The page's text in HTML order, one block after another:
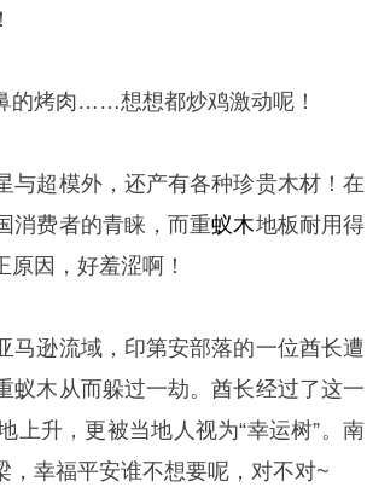
的烤肉……想想都炒鸡激动呢！
与超模外，还产有各种珍贵木材！在
消费者的青睐，而重蚁木地板耐用得
因，好羞涩啊！
马逊流域，印第安部落的一位酋长遭
蚁木从而躲过一劫。酋长经过了这一
上升，更被当地人视为“幸运树”。南
，幸福平安谁不想要呢，对不对~